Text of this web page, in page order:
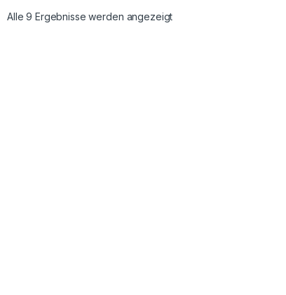
Alle 9 Ergebnisse werden angezeigt